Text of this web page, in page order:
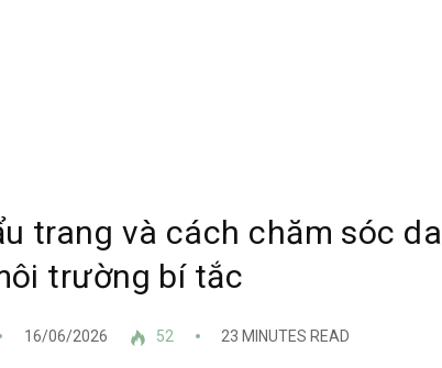
trang và cách chăm sóc da
trường bí tắc
16/06/2026 52 23 MINUTES READ